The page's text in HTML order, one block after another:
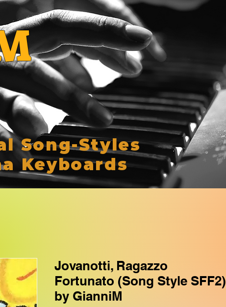
Song-Styles
Keyboards
Jovanotti, Ragazzo
Fortunato (Song Style SFF2)
by GianniM